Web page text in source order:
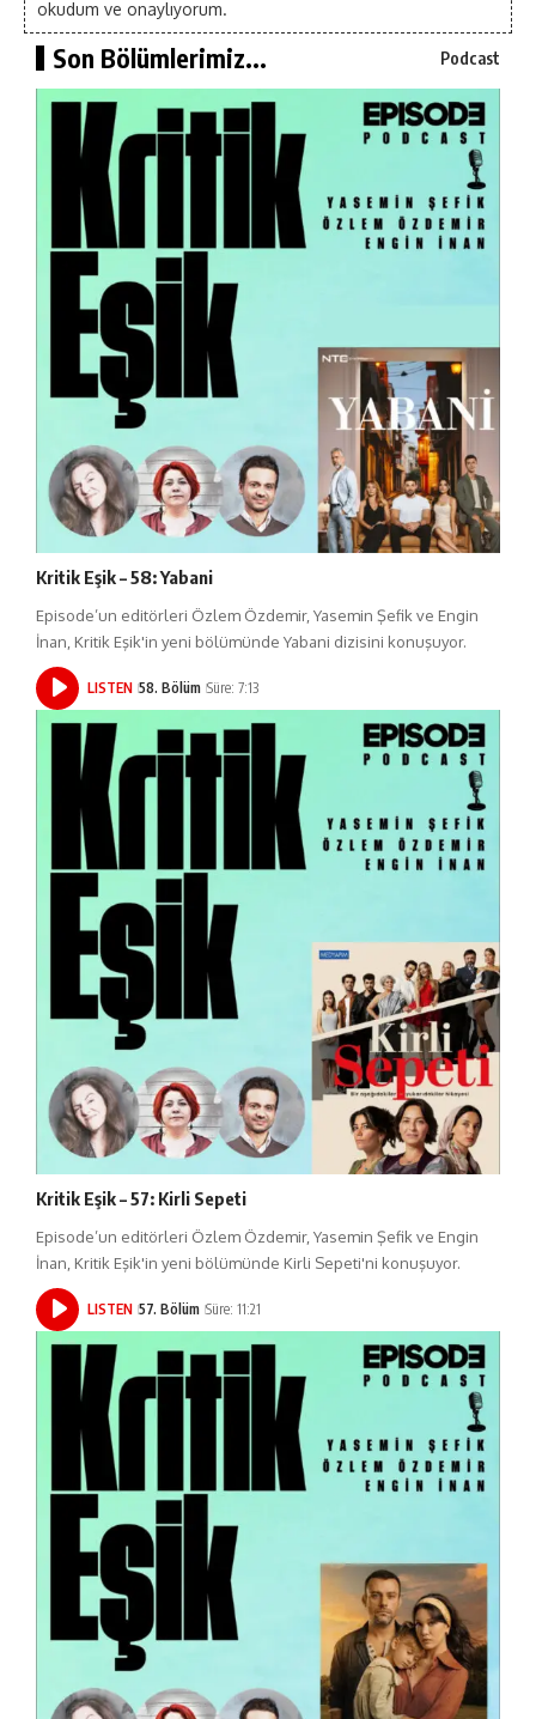
okudum ve onaylıyorum.
Son Bölümlerimiz... Podcast
Kritik Eşik – 58: Yabani
Episode’un editörleri Özlem Özdemir, Yasemin Şefik ve Engin
İnan, Kritik Eşik'in yeni bölümünde Yabani dizisini konuşuyor.
LISTEN 58. Bölüm Süre: 7:13
Kritik Eşik – 57: Kirli Sepeti
Episode’un editörleri Özlem Özdemir, Yasemin Şefik ve Engin
İnan, Kritik Eşik'in yeni bölümünde Kirli Sepeti'ni konuşuyor.
LISTEN 57. Bölüm Süre: 11:21